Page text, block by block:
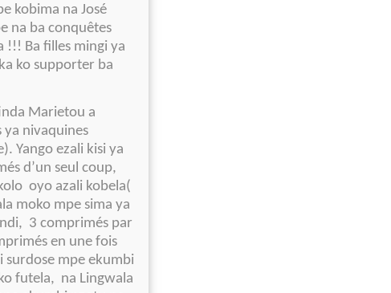
kobima na José
na ba conquêtes
!!! Ba filles mingi ya
ko supporter ba
Marietou a
nivaquines
Yango ezali kisi ya
d’un seul coup,
oyo azali kobela(
moko mpe sima ya
3 comprimés par
en une fois
surdose mpe ekumbi
futela, na Lingwala